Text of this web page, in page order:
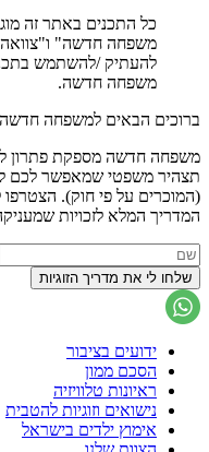
כל התכנים באתר זה
משפחה חדשה" ו"צוואה
להעתיק /להשתמש
משפחה חדשה.
ברוכים הבאים למשפחה חדשה
משפחה חדשה מספקת פתרון
תצהיר משפטי שמאפשר לכם
(המוכרים על פי חוק). הצטרפו
המדריך המלא לזכויות
ידועים בציבור
הסכם ממון
ראיונות טלוויזיה
נישואים וזוגיות להטבית
אימוץ ילדים בישראל